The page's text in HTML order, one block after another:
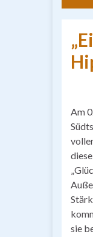
Am
sie